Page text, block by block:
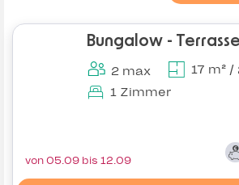
Bungalow - Terrasse
2 max
17 m²
1 Zimmer
von 05.09 bis 12.09